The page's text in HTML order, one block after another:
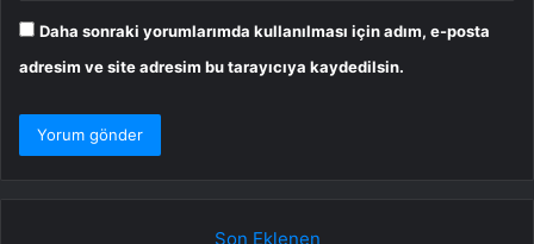
Daha sonraki yorumlarımda kullanılması için adım, e-posta
adresim ve site adresim bu tarayıcıya kaydedilsin.
Son Eklenen